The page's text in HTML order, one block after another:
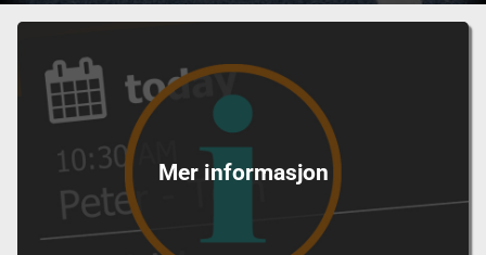
Mer informasjon